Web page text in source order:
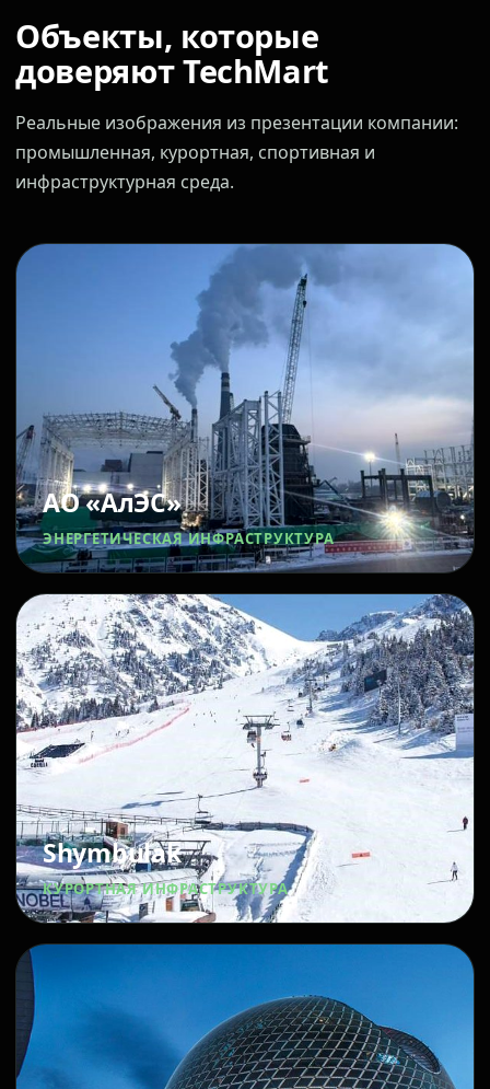
Объекты, которые
доверяют TechMart
Реальные изображения из презентации компании:
промышленная, курортная, спортивная и
инфраструктурная среда.
АО «АлЭС»
ЭНЕРГЕТИЧЕСКАЯ ИНФРАСТРУКТУРА
Shymbulak
КУРОРТНАЯ ИНФРАСТРУКТУРА